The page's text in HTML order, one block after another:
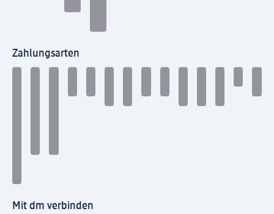
Zahlungsarten
Mit dm verbinden